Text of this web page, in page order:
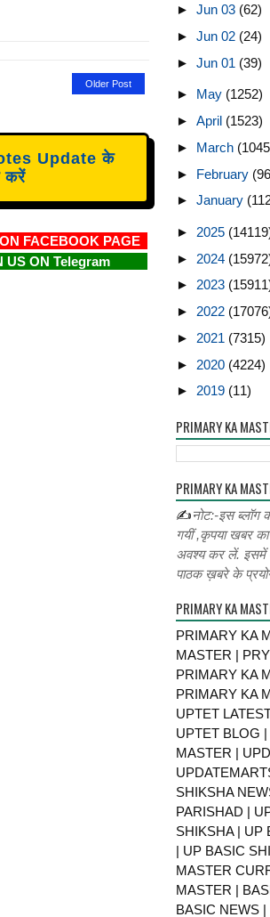
Older Post
Update के
करें
FACEBOOK PAGE
US ON Telegram
► Jun 03 (62)
► Jun 02 (24)
► Jun 01 (39)
► May (1252)
► April (1523)
► March
► February
► January
► 2025
► 2024
► 2023
► 2022
► 2021 (7315)
► 2020 (4224)
► 2019 (11)
PRIMARY KA
PRIMARY KA
✍नोट:-इस ब्लॉग
गयीं ,कृपया खबर
अवश्य कर लें. इसमें
पाठक ख़बरे के
PRIMARY KA
PRIMARY KA
MASTER |
PRIMARY KA
PRIMARY KA
UPTET
UPTET BLOG
MASTER |
SHIKSHA
PARISHAD |
SHIKSHA | UP
| UP BASIC
MASTER
MASTER |
BASIC NEWS